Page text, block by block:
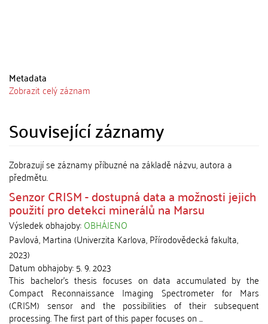
Metadata
Zobrazit celý záznam
Související záznamy
Zobrazují se záznamy příbuzné na základě názvu, autora a
předmětu.
Senzor CRISM - dostupná data a možnosti jejich
použití pro detekci minerálů na Marsu
Výsledek obhajoby:OBHÁJENO
Pavlová, Martina(Univerzita Karlova, Přírodovědecká fakulta,
2023)
Datum obhajoby:5. 9. 2023
This bachelor's thesis focuses on data accumulated by the
Compact Reconnaissance Imaging Spectrometer for Mars
(CRISM) sensor and the possibilities of their subsequent
processing. The first part of this paper focuses on ...